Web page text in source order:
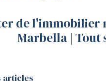
de l'immobilier
Marbella | Tout
articles